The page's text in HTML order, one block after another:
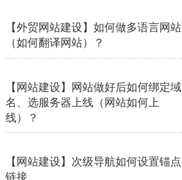
【外贸网站建设】如何做多语言网站
（如何翻译网站）？
【网站建设】网站做好后如何绑定域
名、选服务器上线（网站如何上
线）？
【网站建设】次级导航如何设置锚点
链接